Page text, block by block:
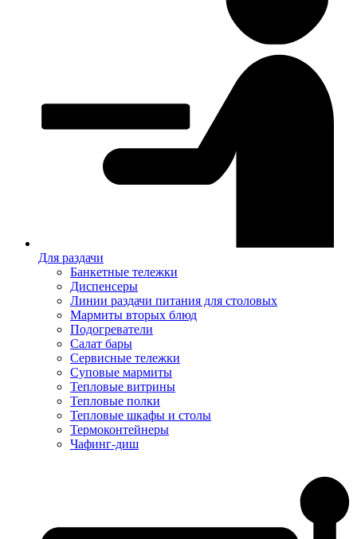
Для раздачи
Банкетные тележки
Диспенсеры
Линии раздачи питания для столовых
Мармиты вторых блюд
Подогреватели
Салат бары
Сервисные тележки
Суповые мармиты
Тепловые витрины
Тепловые полки
Тепловые шкафы и столы
Термоконтейнеры
Чафинг-диш